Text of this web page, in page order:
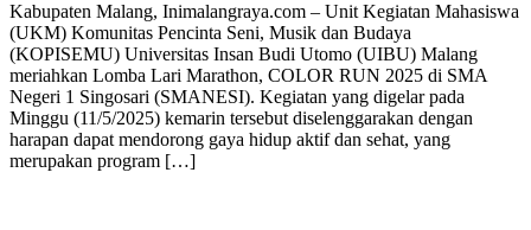
Kabupaten Malang, Inimalangraya.com – Unit Kegiatan Mahasiswa
(UKM) Komunitas Pencinta Seni, Musik dan Budaya
(KOPISEMU) Universitas Insan Budi Utomo (UIBU) Malang
meriahkan Lomba Lari Marathon, COLOR RUN 2025 di SMA
Negeri 1 Singosari (SMANESI). Kegiatan yang digelar pada
Minggu (11/5/2025) kemarin tersebut diselenggarakan dengan
harapan dapat mendorong gaya hidup aktif dan sehat, yang
merupakan program […]